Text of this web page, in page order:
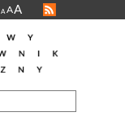
A AA